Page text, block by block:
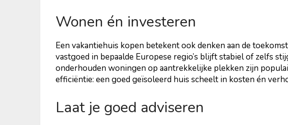
Wonen én investeren
Een vakantiehuis kopen betekent ook denken aan de
vastgoed in bepaalde Europese regio’s blijft stabiel of zelfs
onderhouden woningen op aantrekkelijke plekken zijn
efficiëntie: een goed geïsoleerd huis scheelt in kosten én
Laat je goed adviseren